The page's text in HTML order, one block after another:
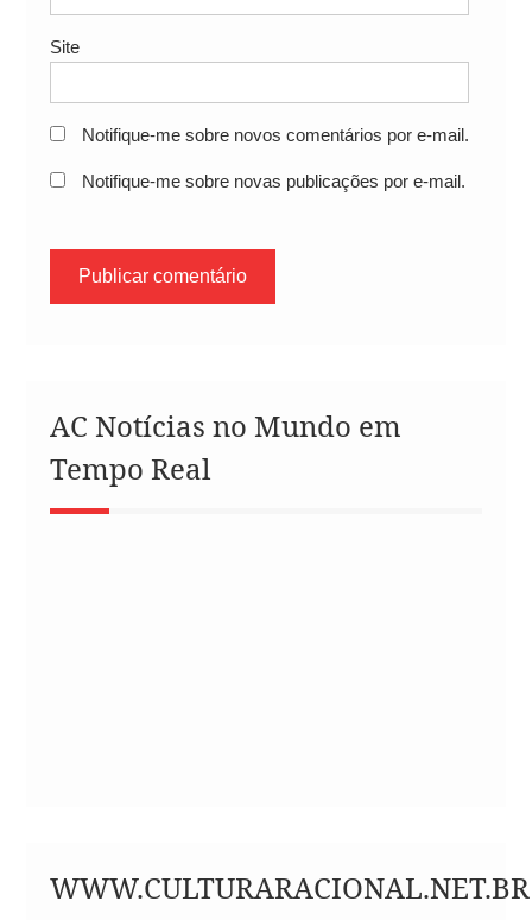
Site
Notifique-me sobre novos comentários por e-mail.
Notifique-me sobre novas publicações por e-mail.
AC Notícias no Mundo em
Tempo Real
WWW.CULTURARACIONAL.NET.BR